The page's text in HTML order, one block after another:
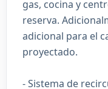
gas, cocina y
reserva.
adicional para el
proyectado.
- Sistema de